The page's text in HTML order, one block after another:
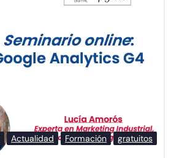
Actualidad Formación gratuitos